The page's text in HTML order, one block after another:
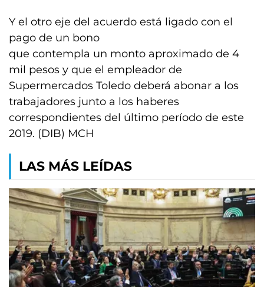
Y el otro eje del acuerdo está ligado con el
pago de un bono
que contempla un monto aproximado de 4
mil pesos y que el empleador de
Supermercados Toledo deberá abonar a los
trabajadores junto a los haberes
correspondientes del último período de este
2019. (DIB) MCH
LAS MÁS LEÍDAS